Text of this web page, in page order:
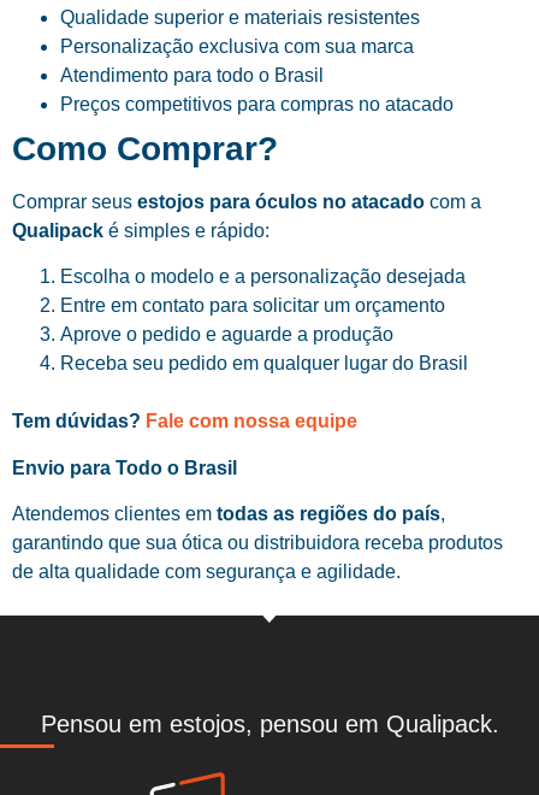
Qualidade superior e materiais resistentes
Personalização exclusiva com sua marca
Atendimento para todo o Brasil
Preços competitivos para compras no atacado
Como Comprar?
Comprar seus estojos para óculos no atacado com a
Qualipack é simples e rápido:
Escolha o modelo e a personalização desejada
Entre em contato para solicitar um orçamento
Aprove o pedido e aguarde a produção
Receba seu pedido em qualquer lugar do Brasil
Tem dúvidas? Fale com nossa equipe
Envio para Todo o Brasil
Atendemos clientes em todas as regiões do país,
garantindo que sua ótica ou distribuidora receba produtos
de alta qualidade com segurança e agilidade.
Pensou em estojos, pensou em Qualipack.